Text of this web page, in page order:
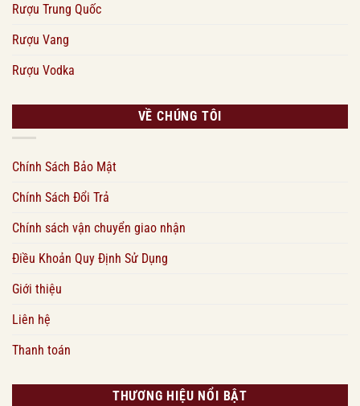
Rượu Trung Quốc
Rượu Vang
Rượu Vodka
VỀ CHÚNG TÔI
Chính Sách Bảo Mật
Chính Sách Đổi Trả
Chính sách vận chuyển giao nhận
Điều Khoản Quy Định Sử Dụng
Giới thiệu
Liên hệ
Thanh toán
THƯƠNG HIỆU NỔI BẬT